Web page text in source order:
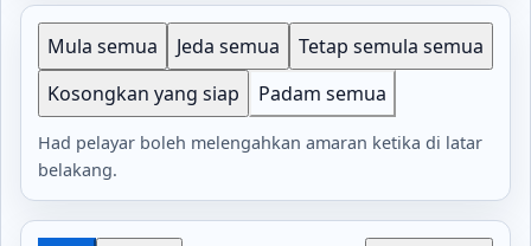
Mula semua Jeda semua
Tetap semula semua
Kosongkan yang siap
Padam semua
Had pelayar boleh melengahkan amaran ketika di latar
belakang.